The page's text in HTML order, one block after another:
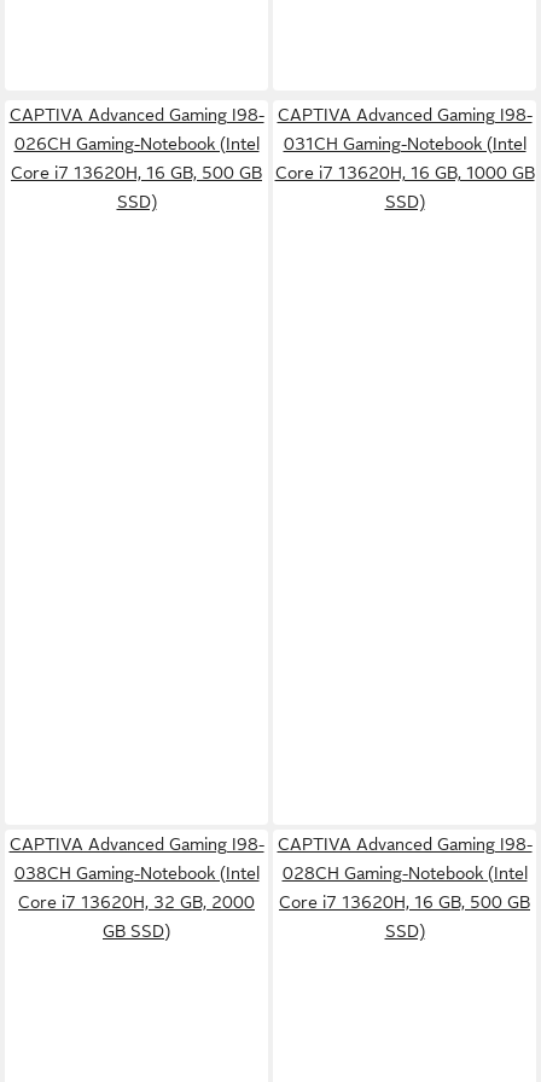
CAPTIVA Advanced Gaming I98-
026CH Gaming-Notebook (Intel
Core i7 13620H, 16 GB, 500 GB
SSD)
CAPTIVA Advanced Gaming I98-
031CH Gaming-Notebook (Intel
Core i7 13620H, 16 GB, 1000 GB
SSD)
CAPTIVA Advanced Gaming I98-
038CH Gaming-Notebook (Intel
Core i7 13620H, 32 GB, 2000
GB SSD)
CAPTIVA Advanced Gaming I98-
028CH Gaming-Notebook (Intel
Core i7 13620H, 16 GB, 500 GB
SSD)